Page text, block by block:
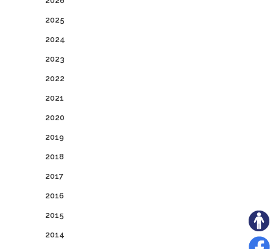
2025
2024
2023
2022
2021
2020
2019
2018
2017
2016
2015
2014